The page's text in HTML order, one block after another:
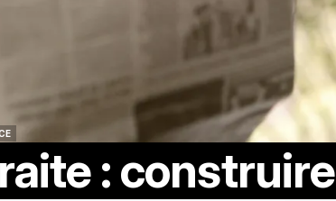
: construire